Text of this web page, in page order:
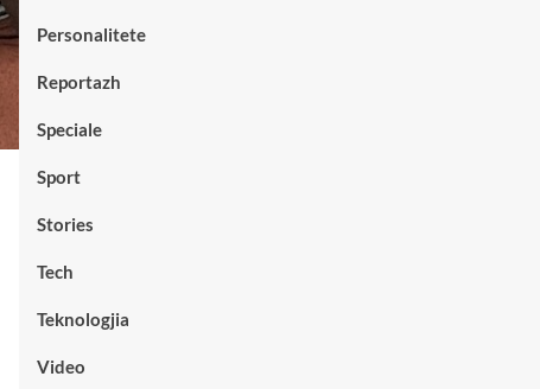
Personalitete
Reportazh
Speciale
Sport
Stories
Tech
Teknologjia
Video